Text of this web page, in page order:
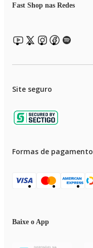
Fast Shop nas Redes
Site seguro
Formas de pagamento
Baixe o App